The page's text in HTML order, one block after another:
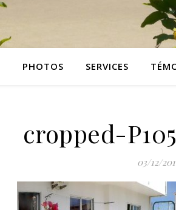
PHOTOS SERVICES
cropped-
03/12/